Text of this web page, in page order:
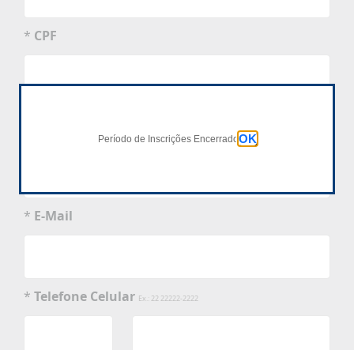
* CPF
Data de Nascimento dd/mm/aaaa
* E-Mail
* Telefone Celular Ex.: 22 22222-2222
Período de Inscrições Encerrado OK